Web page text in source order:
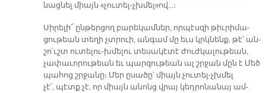
նաց­նել միայն «չու­տել-չխմել»ով…։
Սի­րե­լի՜ ըն­թեր­ցող բա­րե­կամ­ներ, որ­պէս­զի թիւ­րի­մա­
ցու­թեան տե­ղի չտրուի, ան­գամ մը եւս կրկնենք, թէ՝ ան­
շո՛ւշտ ու­տե­լու-խմե­լու տե­սա­կէ­տէ ժուժ­կա­լու­թեան,
չա­փա­ւո­րու­թեան եւ պար­զու­թեան ալ շրջան մըն է Մեծ
պա­հոց շրջա­նը։ Մեր ը­սա­ծը՝ միայն չու­տել-չխմել
չէ՛, պէտք չէ, որ միայն ա­նոնց վրայ կեդ­րո­նա­նայ ամ­